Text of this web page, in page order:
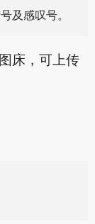
床，可上传